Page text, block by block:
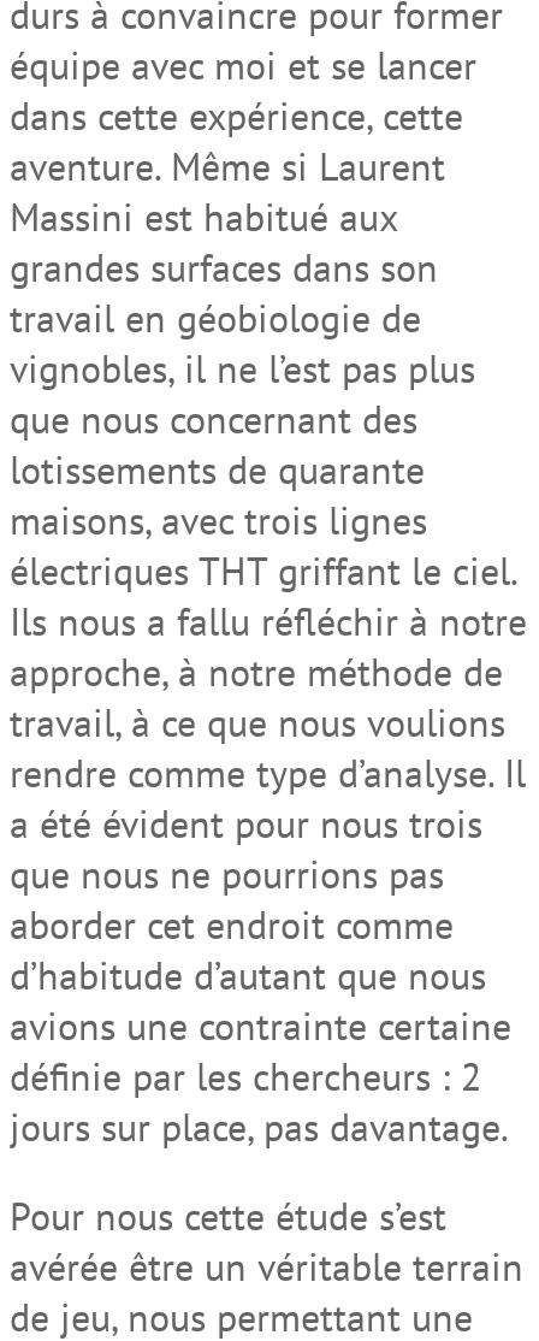
durs à convaincre pour former
équipe avec moi et se lancer
dans cette expérience, cette
aventure. Même si Laurent
Massini est habitué aux
grandes surfaces dans son
travail en géobiologie de
vignobles, il ne l’est pas plus
que nous concernant des
lotissements de quarante
maisons, avec trois lignes
électriques THT griffant le ciel.
Ils nous a fallu réfléchir à notre
approche, à notre méthode de
travail, à ce que nous voulions
rendre comme type d’analyse. Il
a été évident pour nous trois
que nous ne pourrions pas
aborder cet endroit comme
d’habitude d’autant que nous
avions une contrainte certaine
définie par les chercheurs : 2
jours sur place, pas davantage.
Pour nous cette étude s’est
avérée être un véritable terrain
de jeu, nous permettant une